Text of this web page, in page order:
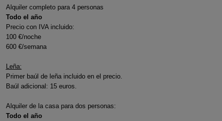
Alquiler completo para 4 personas
Todo el año
Precio con IVA incluido:
100 €/noche
600 €/semana
Leña:
Primer baúl de leña incluido en el precio.
Baúl adicional: 15 euros.
Alquiler de la casa para dos personas:
Todo el año